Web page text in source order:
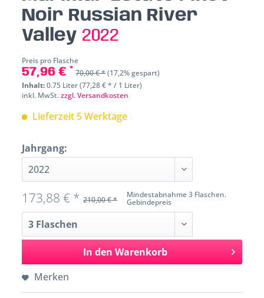
Noir Russian River
Valley 2022
Preis pro Flasche
57,96 € * 70,00 € *(17,2% gespart)
Inhalt:0.75 Liter (77,28 € * / 1 Liter)
inkl. MwSt.zzgl. Versandkosten
Lieferzeit 5 Werktage
Jahrgang:
Mindestabnahme 3 Flaschen.
Gebindepreis
173,88 € * 210,00 € *
In den Warenkorb
Merken